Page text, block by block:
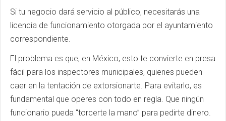
Si tu negocio dará servicio al público, necesitarás una
licencia de funcionamiento otorgada por el ayuntamiento
correspondiente.
El problema es que, en México, esto te convierte en presa
fácil para los inspectores municipales, quienes pueden
caer en la tentación de extorsionarte. Para evitarlo, es
fundamental que operes con todo en regla. Que ningún
funcionario pueda “torcerte la mano” para pedirte dinero.